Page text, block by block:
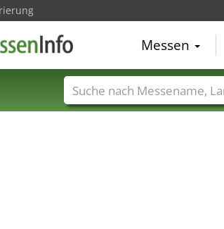
Messen
Messenamen Länder